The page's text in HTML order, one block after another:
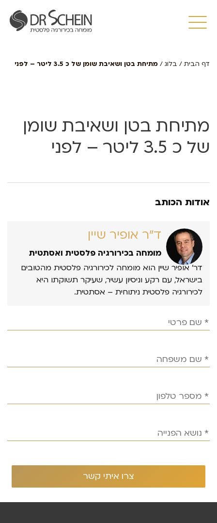
דף הבית / בלוג / מתיחת בטן ושאיבת שומן של כ 3.5 ליטר – לפני
מתיחת בטן ושאיבת שומן
של כ 3.5 ליטר – לפני
אודות הכותב
ד״ר אופיר שיין
מומחה בכירורגיה פלסטית ואסתטית
דר’ אופיר שיין הוא מומחה לכירורגיה פלסטית מהטובים
בישראל, עם רקע וניסיון עשיר, שעיקר תשוקתו היא
לכירורגיה פלסטית ניתוחית – אסתטית.